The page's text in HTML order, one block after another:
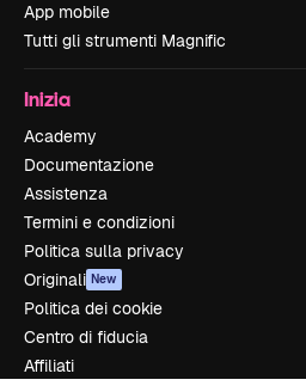
App mobile
Tutti gli strumenti Magnific
Inizia
Academy
Documentazione
Assistenza
Termini e condizioni
Politica sulla privacy
Originali New
Politica dei cookie
Centro di fiducia
Affiliati